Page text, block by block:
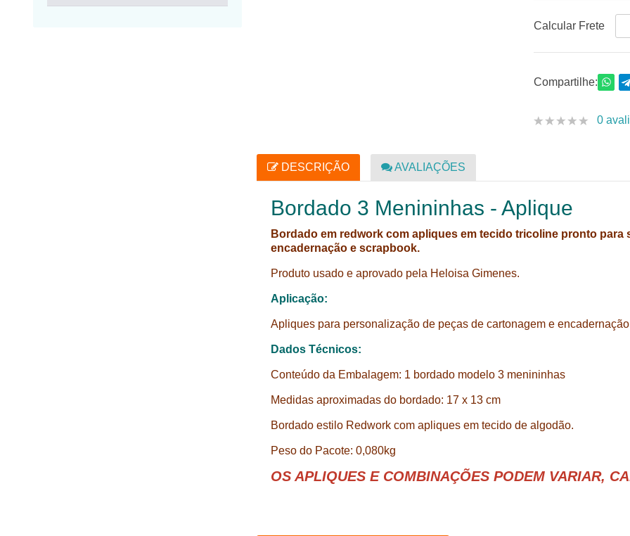
Calcular Frete
Compartilhe:
0
DESCRIÇÃO AVALIAÇÕES
Bordado 3 Menininhas - Aplique
Bordado em redwork com apliques em tecido tricoline pronto para
encadernação e scrapbook.
Produto usado e aprovado pela Heloisa Gimenes.
Aplicação:
Apliques para personalização de peças de cartonagem e
Dados Técnicos:
Conteúdo da Embalagem: 1 bordado modelo 3 menininhas
Medidas aproximadas do bordado: 17 x 13 cm
Bordado estilo Redwork com apliques em tecido de algodão.
Peso do Pacote: 0,080kg
OS APLIQUES E COMBINAÇÕES PODEM VARIAR,